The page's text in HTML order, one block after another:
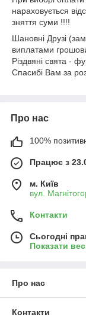
нараховується
зняття суми !!!!
Шановні Друзі
виплатами
Різдвяні свята -
Спасибі Вам за
Про нас
100%
Працює з
м. Київ
вул.
Контакти
Сьогодні
Показати
Про нас
Контакти